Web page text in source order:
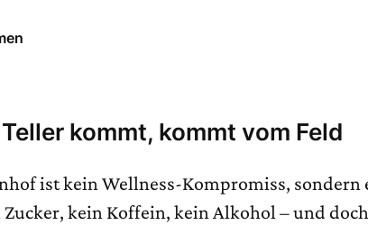
kommt, kommt vom Feld
ist kein Wellness-Kompromiss, sondern
Zucker, kein Koffein, kein Alkohol – und doch